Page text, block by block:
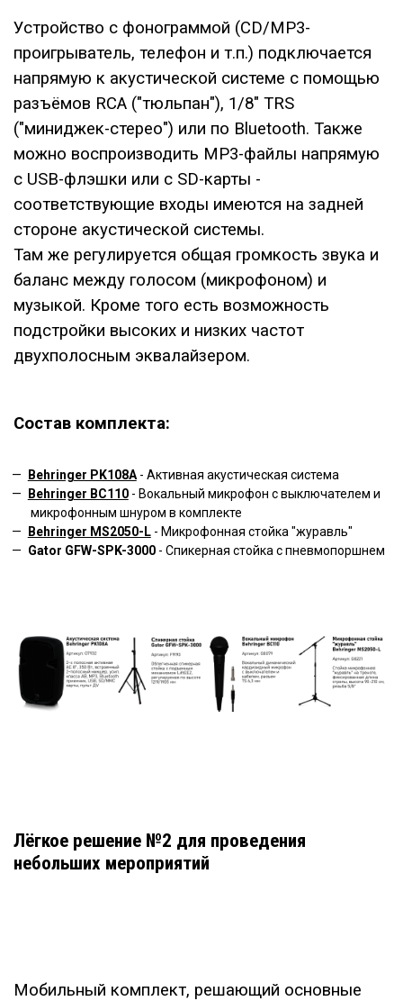
Устройство с фонограммой (CD/MP3-
проигрыватель, телефон и т.п.) подключается
напрямую к акустической системе с помощью
разъёмов RCA ("тюльпан"), 1/8" TRS
("миниджек-стерео") или по Bluetooth. Также
можно воспроизводить MP3-файлы напрямую
с USB-флэшки или с SD-карты -
соответствующие входы имеются на задней
стороне акустической системы.
Там же регулируется общая громкость звука и
баланс между голосом (микрофоном) и
музыкой. Кроме того есть возможность
подстройки высоких и низких частот
двухполосным эквалайзером.
Состав комплекта:
Behringer PK108A- Активная акустическая система
Behringer BC110- Вокальный микрофон с выключателем и
микрофонным шнуром в комплекте
Behringer MS2050-L- Микрофонная стойка "журавль"
Gator GFW-SPK-3000- Спикерная стойка с пневмопоршнем
Лёгкое решение №2 для проведения
небольших мероприятий
Мобильный комплект, решающий основные